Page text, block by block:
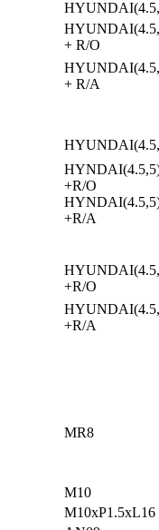
+ R/O
+ R/A
+R/O
+R/A
+R/O
+R/A
MR8
M10
M10xP1.5xL16